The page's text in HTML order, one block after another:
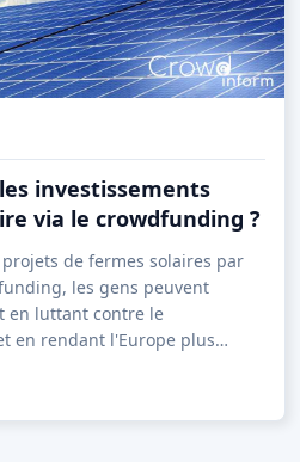
investissements
via le crowdfunding ?
de fermes solaires par
les gens peuvent
en luttant contre le
en rendant l'Europe plus